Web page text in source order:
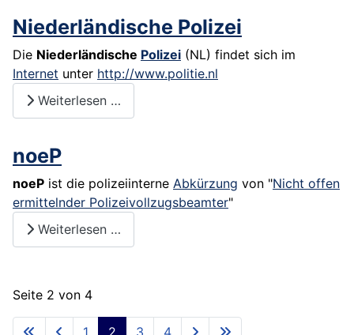
Niederländische Polizei
Die Niederländische Polizei (NL) findet sich im
Internet unter http://www.politie.nl
Weiterlesen …
noeP
noeP ist die polizeiinterne Abkürzung von "Nicht offen
ermittelnder Polizeivollzugsbeamter"
Weiterlesen …
Seite 2 von 4